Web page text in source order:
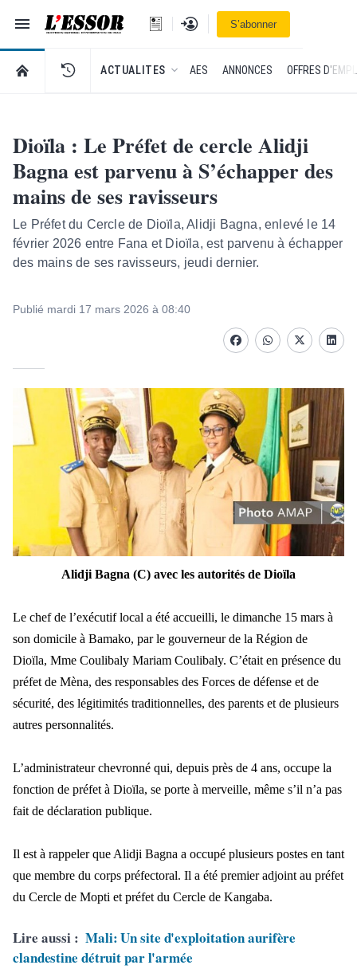
Navigation
L'Essor - retour à la une
Se connecterS’abonner
RETOUR À LA PAGE D’ACCUEIL DE L'ESSOR
ACTUALITES AES ANNONCES OFFRES
Dioïla : Le Préfet de cercle Alidji
Bagna est parvenu à S’échapper des
mains de ses ravisseurs
Le Préfet du Cercle de Dioïla, Alidji Bagna, enlevé le 14
février 2026 entre Fana et Dioïla, est parvenu à échapper
des mains de ses ravisseurs, jeudi dernier.
Publié mardi 17 mars 2026 à 08:40
FacebookwhatsappTwitter
Alidji Bagna (C) avec les autorités de Dioïla
Le chef de l’exécutif local a été accueilli, le dimanche 15 mars à
son domicile à Bamako, par le gouverneur de la Région de
Dioïla, Mme Coulibaly Mariam Coulibaly. C’était en présence du
préfet de Mèna, des responsables des Forces de défense et de
sécurité, des légitimités traditionnelles, des parents et de plusieurs
autres personnalités.
L’administrateur chevronné qui, depuis près de 4 ans, occupe la
fonction de préfet à Dioïla, se porte à merveille, même s’il n’a pas
fait de déclaration publique.
Il est à rappeler que Alidji Bagna a occupé plusieurs postes en tant
que membre du corps préfectoral. Il a été premier adjoint au préfet
du Cercle de Mopti et préfet du Cercle de Kangaba.
Lire aussi : Mali: Un site d'exploitation aurifère
clandestine détruit par l'armée